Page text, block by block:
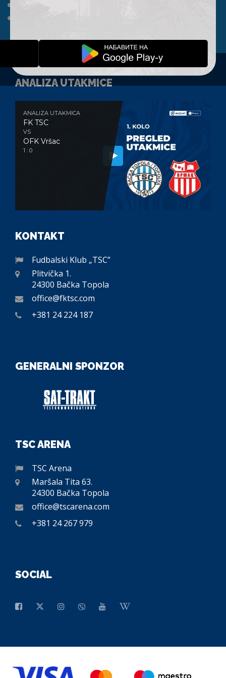
ANALIZA UTAKMICE
ANALIZA UTAKMICA
FK TSC
VS
OFK Vršac
1 : 0
KONTAKT
Fudbalski Klub „TSC”
Plitvička 1.
24300 Bačka Topola
office@fktsc.com
+381 24 224 187
GENERALNI SPONZOR
TSC ARENA
TSC Arena
Maršala Tita 63.
24300 Bačka Topola
office@tscarena.com
+381 24 267 979
SOCIAL